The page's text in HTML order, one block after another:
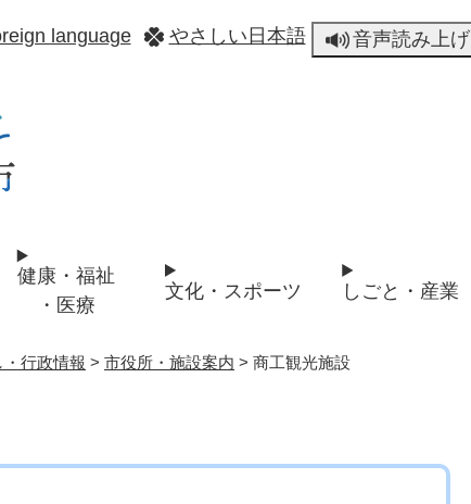
language やさしい日本語 音声読み上げ
健康・福祉
・医療
文化・スポーツ しごと・産業
・行政情報 > 市役所・施設案内 > 商工観光施設